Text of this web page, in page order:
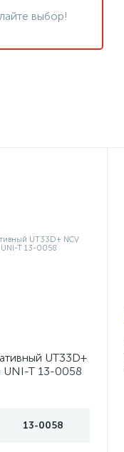
выбор!
UT33D+
UNI-T 13-0058
13-0058